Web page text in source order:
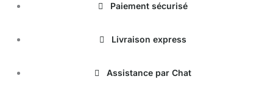
Paiement sécurisé
Livraison express
Assistance par Chat